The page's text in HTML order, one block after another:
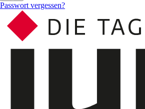
Passwort vergessen?